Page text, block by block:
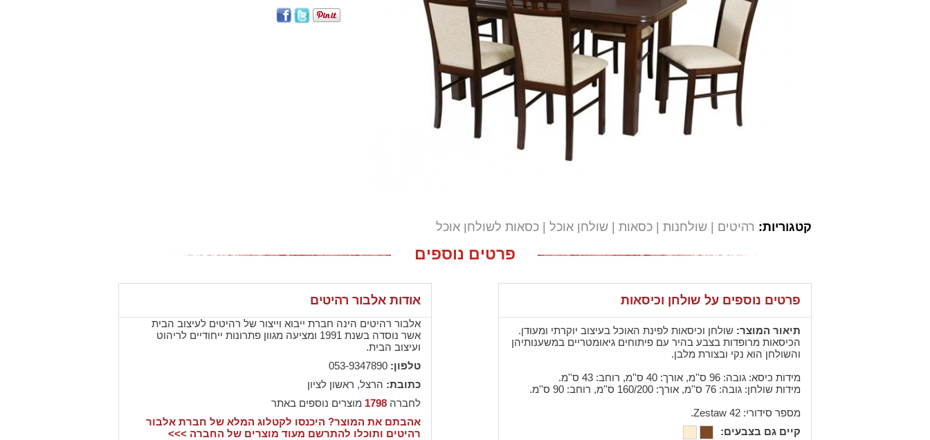
קטגוריות: רהיטים שולחנות כסאות שולחן אוכל כסאות לשולחן אוכל
פרטים נוספים
פרטים נוספים על שולחן וכיסאות
תיאור המוצר: שולחן וכיסאות לפינת האוכל בעיצוב יוקרתי ומעודן.
הכיסאות מרופדות בצבע בהיר עם פיתוחים גיאומטריים במשענותיהן
והשולחן הוא נקי ובצורת מלבן.
מידות כיסא: גובה: 96 ס''מ, אורך: 40 ס''מ, רוחב: 43 ס''מ.
מידות שולחן: גובה: 76 ס''מ, אורך: 160/200 ס''מ, רוחב: 90 ס''מ.
מספר סידורי: Zestaw 42.
קיים גם בצבעים:
אודות אלבור רהיטים
אלבור רהיטים הינה חברת ייבוא וייצור של רהיטים לעיצוב הבית
אשר נוסדה בשנת 1991 ומציעה מגוון פתרונות ייחודיים לריהוט
ועיצוב הבית.
טלפון:053-9347890
כתובת: הרצל, ראשון לציון
לחברה1798 מוצרים נוספים באתר
אהבתם את המוצר? היכנסו לקטלוג המלא של חברת אלבור
רהיטים ותוכלו להתרשם מעוד מוצרים של החברה >>>